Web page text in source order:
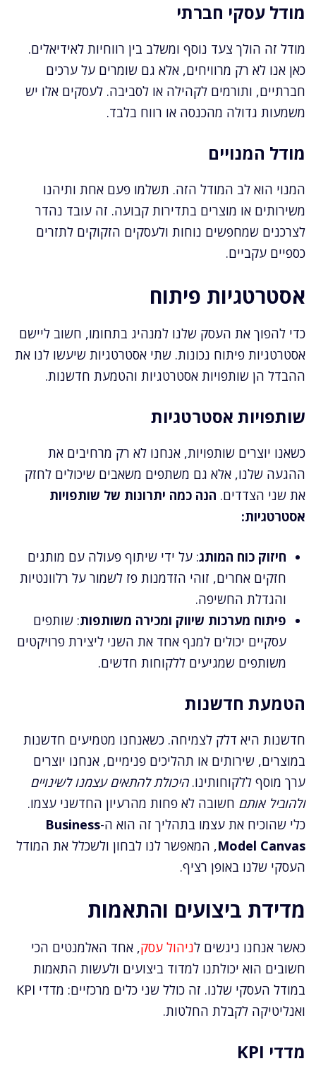
מודל עסקי חברתי
מודל זה הולך צעד נוסף ומשלב בין רווחיות לאידיאלים.
כאן אנו לא רק מרוויחים, אלא גם שומרים על ערכים
חברתיים, ותורמים לקהילה או לסביבה. לעסקים אלו יש
משמעות גדולה מהכנסה או רווח בלבד.
מודל המנויים
המנוי הוא לב המודל הזה. תשלמו פעם אחת ותיהנו
משירותים או מוצרים בתדירות קבועה. זה עובד נהדר
לצרכנים שמחפשים נוחות ולעסקים הזקוקים לתזרים
כספיים עקביים.
אסטרטגיות פיתוח
כדי להפוך את העסק שלנו למנהיג בתחומו, חשוב ליישם
אסטרטגיות פיתוח נכונות. שתי אסטרטגיות שיעשו לנו את
ההבדל הן שותפויות אסטרטגיות והטמעת חדשנות.
שותפויות אסטרטגיות
כשאנו יוצרים שותפויות, אנחנו לא רק מרחיבים את
ההגעה שלנו, אלא גם משתפים משאבים שיכולים לחזק
את שני הצדדים. הנה כמה יתרונות של שותפויות
אסטרטגיות:
חיזוק כוח המותג: על ידי שיתוף פעולה עם מותגים
חזקים אחרים, זוהי הזדמנות פז לשמור על רלוונטיות
והגדלת החשיפה.
פיתוח מערכות שיווק ומכירה משותפות: שותפים
עסקיים יכולים למנף אחד את השני ליצירת פרויקטים
משותפים שמגיעים ללקוחות חדשים.
הטמעת חדשנות
חדשנות היא דלק לצמיחה. כשאנחנו מטמיעים חדשנות
במוצרים, שירותים או תהליכים פנימיים, אנחנו יוצרים
ערך מוסף ללקוחותינו.היכולת להתאים עצמנו לשינויים
ולהוביל אותם חשובה לא פחות מהרעיון החדשני עצמו.
כלי שהוכיח את עצמו בתהליך זה הוא ה-Business
Model Canvas, המאפשר לנו לבחון ולשכלל את המודל
העסקי שלנו באופן רציף.
מדידת ביצועים והתאמות
כאשר אנחנו ניגשים לניהול עסק, אחד האלמנטים הכי
חשובים הוא יכולתנו למדוד ביצועים ולעשות התאמות
במודל העסקי שלנו. זה כולל שני כלים מרכזיים: מדדי KPI
ואנליטיקה לקבלת החלטות.
מדדי KPI